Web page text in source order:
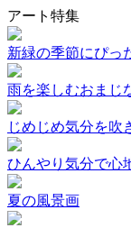
アート特集
新緑の季節にぴっ
雨を楽しむおまじ
じめじめ気分を吹
ひんやり気分で心
夏の風景画